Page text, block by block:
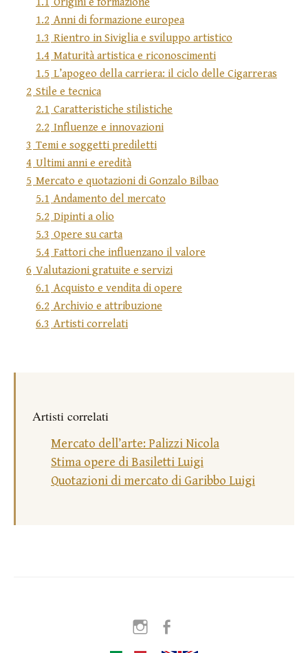
1.1 Origini e formazione
1.2 Anni di formazione europea
1.3 Rientro in Siviglia e sviluppo artistico
1.4 Maturità artistica e riconoscimenti
1.5 L’apogeo della carriera: il ciclo delle Cigarreras
2 Stile e tecnica
2.1 Caratteristiche stilistiche
2.2 Influenze e innovazioni
3 Temi e soggetti prediletti
4 Ultimi anni e eredità
5 Mercato e quotazioni di Gonzalo Bilbao
5.1 Andamento del mercato
5.2 Dipinti a olio
5.3 Opere su carta
5.4 Fattori che influenzano il valore
6 Valutazioni gratuite e servizi
6.1 Acquisto e vendita di opere
6.2 Archivio e attribuzione
6.3 Artisti correlati
Artisti correlati
Mercato dell’arte: Palizzi Nicola
Stima opere di Basiletti Luigi
Quotazioni di mercato di Garibbo Luigi
Instagram